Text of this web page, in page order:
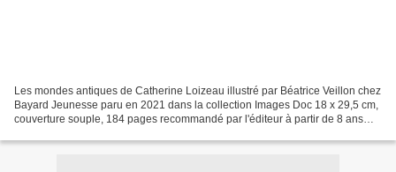
Les mondes antiques de Catherine Loizeau illustré par Béatrice Veillon chez
Bayard Jeunesse paru en 2021 dans la collection Images Doc 18 x 29,5 cm,
couverture souple, 184 pages recommandé par l'éditeur à partir de 8 ans